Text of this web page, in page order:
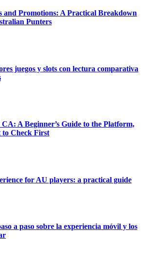
and Promotions: A Practical Breakdown
Punters
juegos y slots con lectura comparativa
A Beginner’s Guide to the Platform,
to Check First
for AU players: a practical guide
a paso sobre la experiencia móvil y los